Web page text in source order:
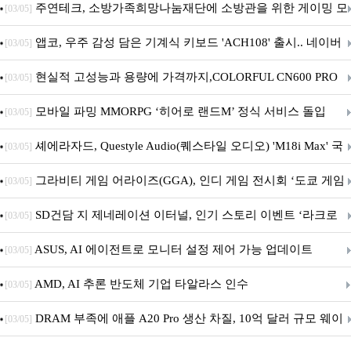
픈
[03/05] 주연테크, 소방가족희망나눔재단에 소방관을 위한 게이밍 모
니터·스마트 펫 침대 기부
[03/05] 앱코, 우주 감성 담은 기계식 키보드 'ACH108' 출시.. 네이버
브랜드데이 기획전 진행
[03/05] 현실적 고성능과 용량에 가격까지,COLORFUL CN600 PRO
M.2 NVMe 디앤디컴 1TB
[03/05] 모바일 파밍 MMORPG ‘히어로 랜드M’ 정식 서비스 돌입
[03/05] 셰에라자드, Questyle Audio(퀘스타일 오디오) 'M18i Max' 국
내 정식 출시
[03/05] 그라비티 게임 어라이즈(GGA), 인디 게임 전시회 ‘도쿄 게임
던전 13’ 참가!
[03/05] SD건담 지 제네레이션 이터널, 인기 스토리 이벤트 ‘라크로
아의 용사’ 재개최 및 풍성한 기념 이벤트 실시!
[03/05] ASUS, AI 에이전트로 모니터 설정 제어 가능 업데이트
[03/05] AMD, AI 추론 반도체 기업 타알라스 인수
[03/05] DRAM 부족에 애플 A20 Pro 생산 차질, 10억 달러 규모 웨이